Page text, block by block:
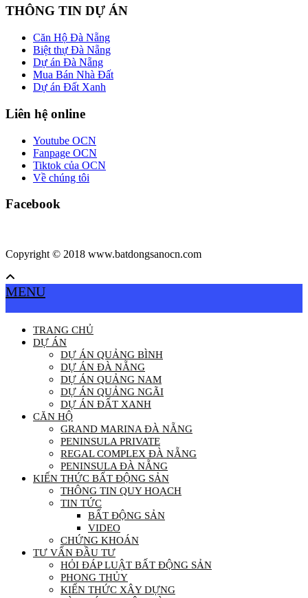
THÔNG TIN DỰ ÁN
Căn Hộ Đà Nẵng
Biệt thự Đà Nẵng
Dự án Đà Nẵng
Mua Bán Nhà Đất
Dự án Đất Xanh
Liên hệ online
Youtube OCN
Fanpage OCN
Tiktok của OCN
Về chúng tôi
Facebook
Copyright © 2018 www.batdongsanocn.com
MENU
TRANG CHỦ
DỰ ÁN
DỰ ÁN QUẢNG BÌNH
DỰ ÁN ĐÀ NẴNG
DỰ ÁN QUẢNG NAM
DỰ ÁN QUẢNG NGÃI
DỰ ÁN ĐẤT XANH
CĂN HỘ
GRAND MARINA ĐÀ NẴNG
PENINSULA PRIVATE
REGAL COMPLEX ĐÀ NẴNG
PENINSULA ĐÀ NẴNG
KIẾN THỨC BẤT ĐỘNG SẢN
THÔNG TIN QUY HOẠCH
TIN TỨC
BẤT ĐỘNG SẢN
VIDEO
CHỨNG KHOÁN
TƯ VẤN ĐẦU TƯ
HỎI ĐÁP LUẬT BẤT ĐỘNG SẢN
PHONG THỦY
KIẾN THỨC XÂY DỰNG